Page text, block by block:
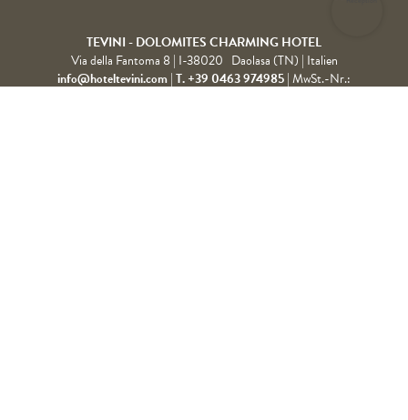
TEVINI - DOLOMITES CHARMING HOTEL
Via della Fantoma 8 | I-38020 Daolasa (TN) | Italien
info@hoteltevini.com|T. +39 0463 974985|MwSt.-Nr.:
ANFRAGEN BUCHEN